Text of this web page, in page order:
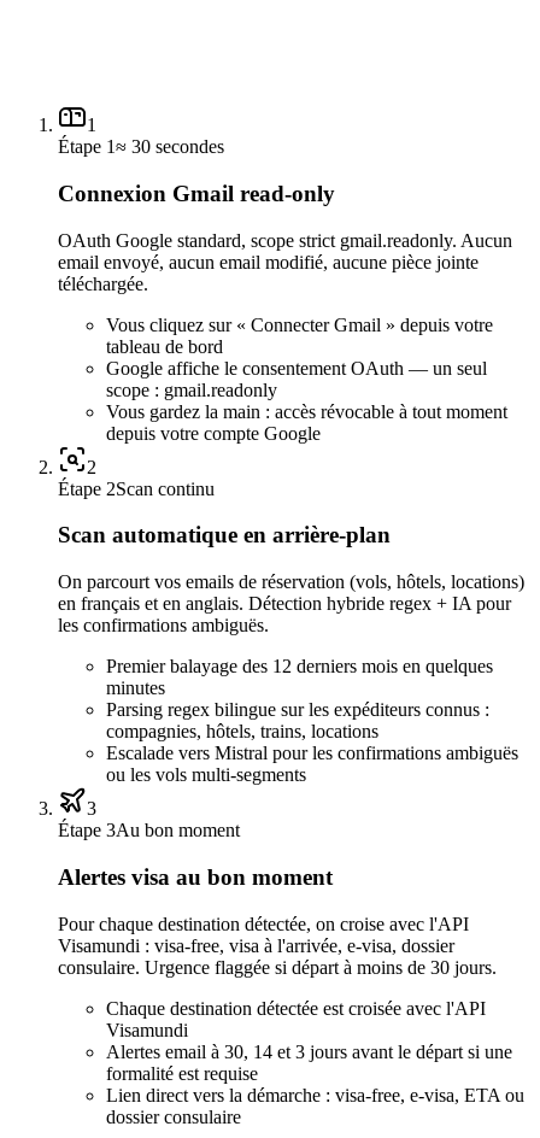
1
Étape 1≈ 30 secondes
Connexion Gmail read-only
OAuth Google standard, scope strict gmail.readonly. Aucun
email envoyé, aucun email modifié, aucune pièce jointe
téléchargée.
Vous cliquez sur « Connecter Gmail » depuis votre
tableau de bord
Google affiche le consentement OAuth — un seul
scope : gmail.readonly
Vous gardez la main : accès révocable à tout moment
depuis votre compte Google
2
Étape 2Scan continu
Scan automatique en arrière-plan
On parcourt vos emails de réservation (vols, hôtels, locations)
en français et en anglais. Détection hybride regex + IA pour
les confirmations ambiguës.
Premier balayage des 12 derniers mois en quelques
minutes
Parsing regex bilingue sur les expéditeurs connus :
compagnies, hôtels, trains, locations
Escalade vers Mistral pour les confirmations ambiguës
ou les vols multi-segments
3
Étape 3Au bon moment
Alertes visa au bon moment
Pour chaque destination détectée, on croise avec l'API
Visamundi : visa-free, visa à l'arrivée, e-visa, dossier
consulaire. Urgence flaggée si départ à moins de 30 jours.
Chaque destination détectée est croisée avec l'API
Visamundi
Alertes email à 30, 14 et 3 jours avant le départ si une
formalité est requise
Lien direct vers la démarche : visa-free, e-visa, ETA ou
dossier consulaire